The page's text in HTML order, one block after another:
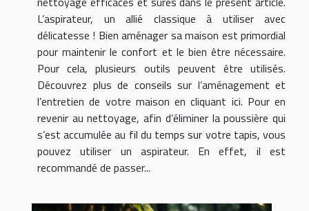
L’aspirateur, un allié classique à utiliser avec
délicatesse ! Bien aménager sa maison est primordial
pour maintenir le confort et le bien être nécessaire.
Pour cela, plusieurs outils peuvent être utilisés.
Découvrez plus de conseils sur l’aménagement et
l’entretien de votre maison en cliquant ici. Pour en
revenir au nettoyage, afin d’éliminer la poussière qui
s’est accumulée au fil du temps sur votre tapis, vous
pouvez utiliser un aspirateur. En effet, il est
recommandé de passer...